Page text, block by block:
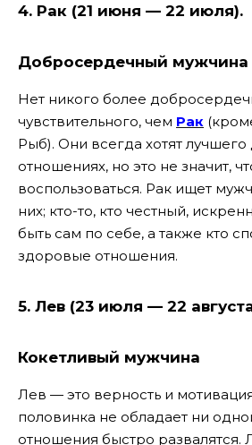
4. Рак (21 июня — 22 июля).
Добросердечный мужчина
Нет никого более
чувствительного, чем Рак
Рыб). Они всегда хотят лучшего
отношениях, но это не значит,
воспользоваться. Рак ищет
них; кто-то, кто честный,
быть сам по себе, а также кто
здоровые отношения.
5. Лев (23 июля — 22
Кокетливый мужчина
Лев — это верность и
половинка не обладает ни
отношения быстро развалятся.